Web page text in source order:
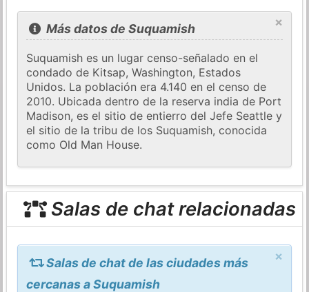
×
Más datos de Suquamish
Suquamish es un lugar censo-señalado en el
condado de Kitsap, Washington, Estados
Unidos. La población era 4.140 en el censo de
2010. Ubicada dentro de la reserva india de Port
Madison, es el sitio de entierro del Jefe Seattle y
el sitio de la tribu de los Suquamish, conocida
como Old Man House.
Salas de chat relacionadas
×
Salas de chat de las ciudades más
cercanas a Suquamish